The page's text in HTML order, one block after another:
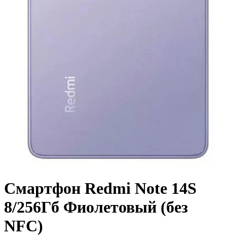
Смартфон Redmi Note 14S
8/256Гб Фиолетовый (без
NFC)